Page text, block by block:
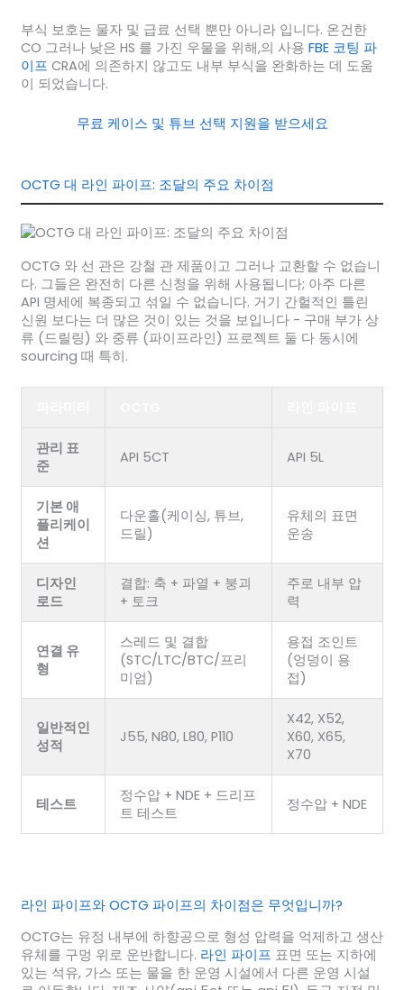
부식 보호는 물자 및 급료 선택 뿐만 아니라 입니다. 온건한
CO 그러나 낮은 HS 를 가진 우물을 위해,의 사용 FBE 코팅 파
이프 CRA에 의존하지 않고도 내부 부식을 완화하는 데 도움
이 되었습니다.
무료 케이스 및 튜브 선택 지원을 받으세요
OCTG 대 라인 파이프: 조달의 주요 차이점
OCTG 와 선 관은 강철 관 제품이고 그러나 교환할 수 없습니
다. 그들은 완전히 다른 신청을 위해 사용됩니다; 아주 다른
API 명세에 복종되고 섞일 수 없습니다. 거기 간헐적인 틀린
신원 보다는 더 많은 것이 있는 것을 보입니다 - 구매 부가 상
류 (드릴링) 와 중류 (파이프라인) 프로젝트 둘 다 동시에
sourcing 때 특히.
관리 표
준
API 5CT API 5L
기본 애
플리케이
션
다운홀(케이싱, 튜브,
드릴)
유체의 표면
운송
디자인
로드
결합: 축 + 파열 + 붕괴
+ 토크
주로 내부 압
력
연결 유
형
스레드 및 결합
(STC/LTC/BTC/프리
미엄)
용접 조인트
(엉덩이 용
접)
일반적인
성적
J55, N80, L80, P110
X42, X52,
X60, X65,
X70
테스트
정수압 + NDE + 드리프
트 테스트
정수압 + NDE
라인 파이프와 OCTG 파이프의 차이점은 무엇입니까?
OCTG는 유정 내부에 하향공으로 형성 압력을 억제하고 생산
유체를 구멍 위로 운반합니다. 라인 파이프 표면 또는 지하에
있는 석유, 가스 또는 물을 한 운영 시설에서 다른 운영 시설